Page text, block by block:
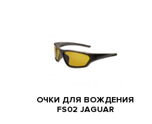
ОЧКИ ДЛЯ ВОЖДЕНИЯ
FS02 JAGUAR